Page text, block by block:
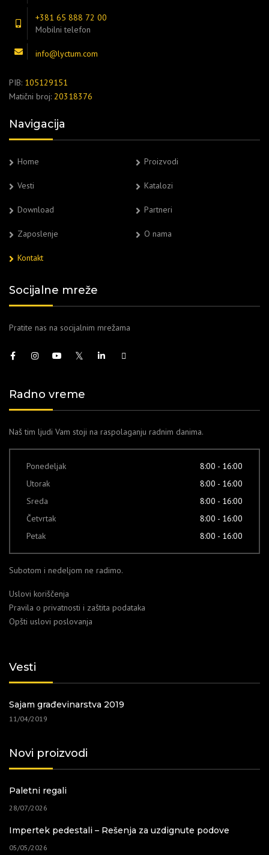
+381 65 888 72 00
Mobilni telefon
info@lyctum.com
PIB: 105129151
Matični broj: 20318376
Navigacija
Home Proizvodi
Vesti Katalozi
Download Partneri
Zaposlenje O nama
Kontakt
Socijalne mreže
Pratite nas na socijalnim mrežama
Radno vreme
Naš tim ljudi Vam stoji na raspolaganju radnim danima.
Ponedeljak
8:00 - 16:00
Utorak
8:00 - 16:00
Sreda
8:00 - 16:00
Četvrtak
8:00 - 16:00
Petak
8:00 - 16:00
Subotom i nedeljom ne radimo.
Uslovi koriščenja
Pravila o privatnosti i zaštita podataka
Opšti uslovi poslovanja
Vesti
Sajam građevinarstva 2019
11/04/2019
Novi proizvodi
Paletni regali
28/07/2026
Impertek pedestali – Rešenja za uzdignute podove
05/05/2026